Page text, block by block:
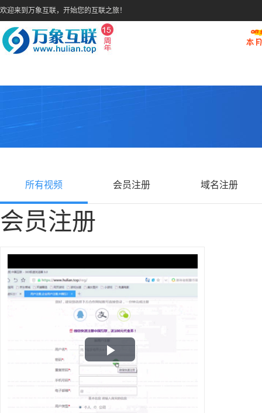
欢迎来到万象互联，开始您的互联之旅！
所有视频 会员注册 域名注册
会员注册
Play
Video